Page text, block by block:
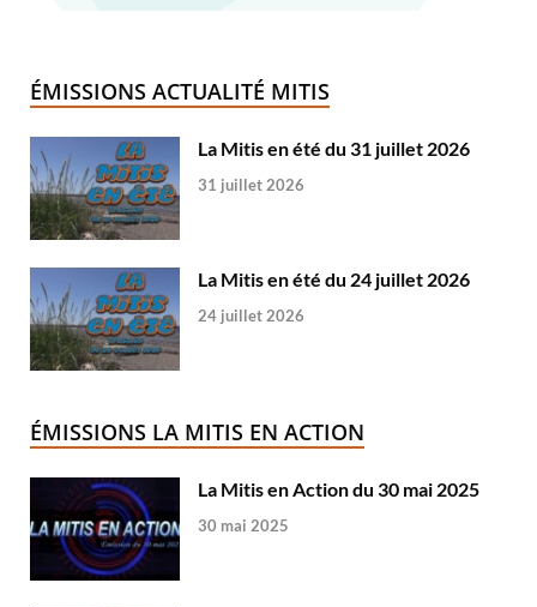
ÉMISSIONS ACTUALITÉ MITIS
La Mitis en été du 31 juillet 2026
31 juillet 2026
La Mitis en été du 24 juillet 2026
24 juillet 2026
ÉMISSIONS LA MITIS EN ACTION
La Mitis en Action du 30 mai 2025
30 mai 2025